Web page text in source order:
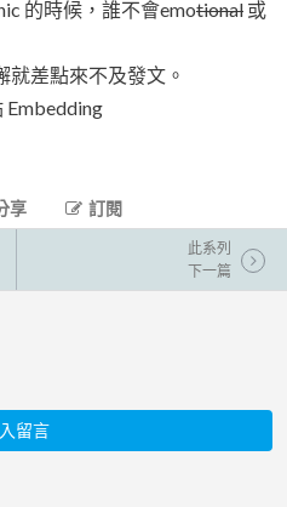
的時候，誰不會emotional 或
差點來不及發文。
Embedding
享 訂閱
此系列
下一篇
留言